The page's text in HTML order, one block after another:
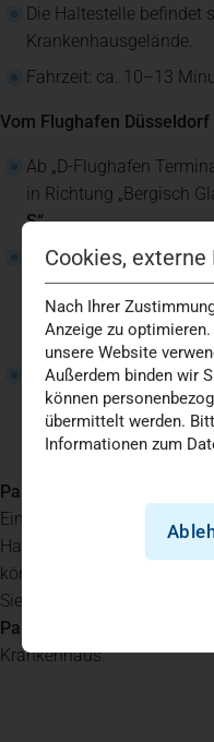
Die Haltestelle befindet
Krankenhausgelände.
Fahrzeit: ca. 10–13
Vom Flughafen Düsseldorf
Ab „D-Flughafen
in Richtung „Bergisch
S“.
Von dort sind es ca. 8
Rethelstraße und
nutzen für eine Station
„Schloßstraße“.
Alternativ: Buslinie 721
von dort ca. 5 Minuten
Parken (Hinweisschilder
Einen kostenpflichtigen
Haus. Wenn Sie Patienten
können Sie vor dem
Sie die Hinweisschilder.
Parkmöglichkeiten
finden
Krankenhaus.
Cookies,
Nach Ihrer
Anzeige zu
unsere Website
Außerdem binden wir
können
übermittelt werden.
Informationen zum